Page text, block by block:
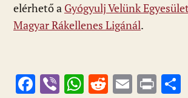
elérhető a Gyógyulj Velünk
Magyar Rákellenes Ligánál.
F Vi W R E Pr